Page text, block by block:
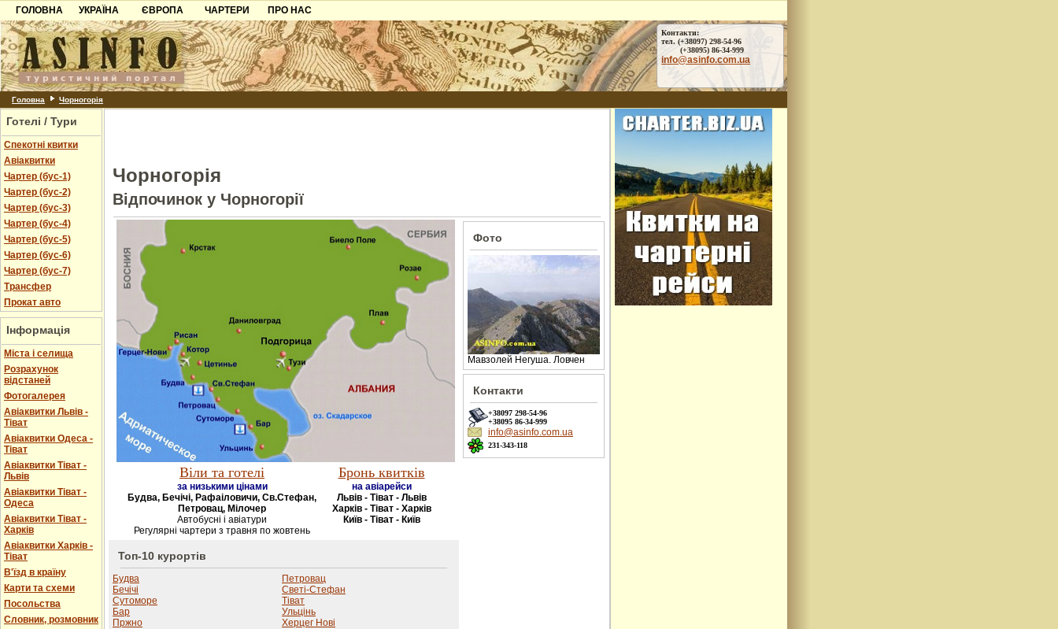
ГОЛОВНА
УКРАЇНА
Карпати
Азов
Причорноморря
Шацьк
ЄВРОПА
Чорногорія
Хорватія
Болгарія
ЧАРТЕРИ
ПРО НАС
Контакти
Партнерам
Додати готель
Контакти:
тел. (+38097) 298-54-96
(+38095) 86-34-999
info@asinfo.com.ua
Головна Чорногорія
Готелі / Тури
Спекотні квитки
Авіаквитки
Чартер (бус-1)
Чартер (бус-2)
Чартер (бус-3)
Чартер (бус-4)
Чартер (бус-5)
Чартер (бус-6)
Чартер (бус-7)
Трансфер
Прокат авто
Інформація
Міста і селища
Розрахунок
відстаней
Фотогалерея
Авіаквитки Львів -
Тіват
Авіаквитки Одеса -
Тіват
Авіаквитки Тіват -
Львів
Авіаквитки Тіват -
Одеса
Авіаквитки Тіват -
Харків
Авіаквитки Харків -
Тіват
В'їзд в країну
Карти та схеми
Посольства
Словник, розмовник
Чорногорія
Відпочинок у Чорногорії
Віли та готелі
за низькими цінами
Будва, Бечічі, Рафаіловичи, Св.Стефан,
Петровац, Мілочер
Автобусні і авіатури
Регулярні чартери з травня по жовтень
Бронь квитків
на авіарейси
Львів - Тіват - Львів
Харків - Тіват - Харків
Київ - Тіват - Київ
Топ-10 курортів
Будва
Бечічі
Сутоморе
Бар
Пржно
Петровац
Светі-Стефан
Тіват
Ульцінь
Херцег Нові
Фото
Мавзолей Негуша. Ловчен
Контакти
+38097 298-54-96
+38095 86-34-999
info@asinfo.com.ua
231-343-118